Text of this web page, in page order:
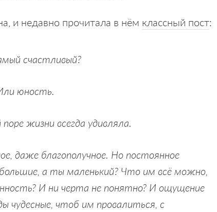
и недавно прочитала в нём классный пост:
счастливый?
юность.
жизни всегда удивляла.
даже благополучное. Но постоянное
а ты маленький? Что им всё можно,
И ни черта не понятно? И ощущение
чудесные, чтоб им провалиться, с